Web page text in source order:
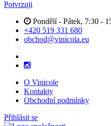
Potvrzuji
Pondělí - Pátek, 7:30 -
+420 519 331 680
obchod@vinicola.eu
O Vinicole
Kontakty
Obchodní podmínky
Přihlásit se